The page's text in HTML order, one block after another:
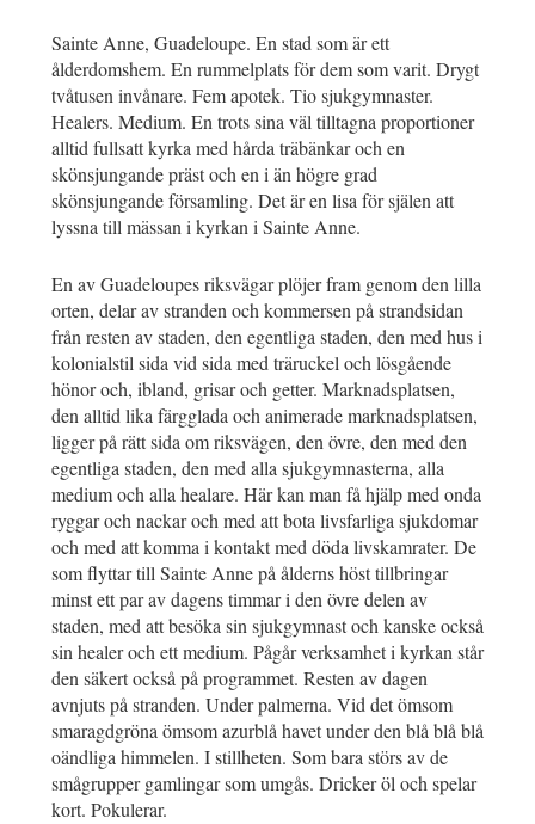
Sainte Anne, Guadeloupe. En stad som är ett
ålderdomshem. En rummelplats för dem som varit. Drygt
tvåtusen invånare. Fem apotek. Tio sjukgymnaster.
Healers. Medium. En trots sina väl tilltagna proportioner
alltid fullsatt kyrka med hårda träbänkar och en
skönsjungande präst och en i än högre grad
skönsjungande församling. Det är en lisa för själen att
lyssna till mässan i kyrkan i Sainte Anne.
En av Guadeloupes riksvägar plöjer fram genom den lilla
orten, delar av stranden och kommersen på strandsidan
från resten av staden, den egentliga staden, den med hus i
kolonialstil sida vid sida med träruckel och lösgående
hönor och, ibland, grisar och getter. Marknadsplatsen,
den alltid lika färgglada och animerade marknadsplatsen,
ligger på rätt sida om riksvägen, den övre, den med den
egentliga staden, den med alla sjukgymnasterna, alla
medium och alla healare. Här kan man få hjälp med onda
ryggar och nackar och med att bota livsfarliga sjukdomar
och med att komma i kontakt med döda livskamrater. De
som flyttar till Sainte Anne på ålderns höst tillbringar
minst ett par av dagens timmar i den övre delen av
staden, med att besöka sin sjukgymnast och kanske också
sin healer och ett medium. Pågår verksamhet i kyrkan står
den säkert också på programmet. Resten av dagen
avnjuts på stranden. Under palmerna. Vid det ömsom
smaragdgröna ömsom azurblå havet under den blå blå blå
oändliga himmelen. I stillheten. Som bara störs av de
smågrupper gamlingar som umgås. Dricker öl och spelar
kort. Pokulerar.